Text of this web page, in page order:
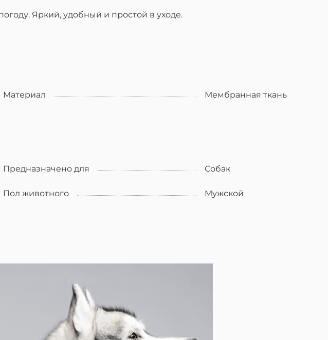
Яркий, удобный и простой в уходе.
Материал Мембранная ткань
Предназначено для Собак
Пол животного Мужской